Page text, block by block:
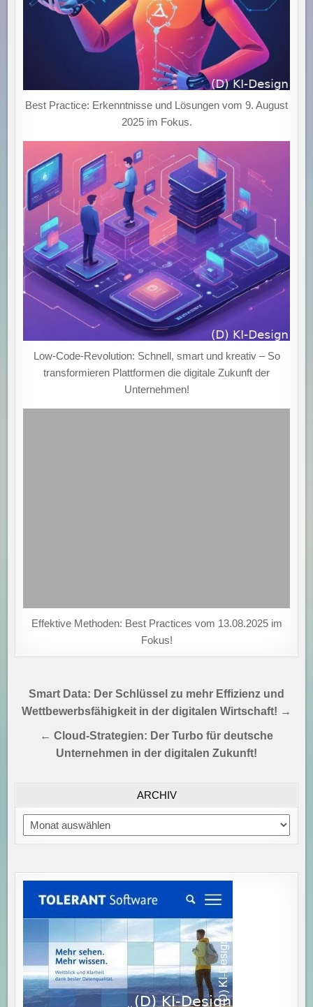
Best Practice: Erkenntnisse und Lösungen vom 9. August
2025 im Fokus.
Low-Code-Revolution: Schnell, smart und kreativ – So
transformieren Plattformen die digitale Zukunft der
Unternehmen!
Effektive Methoden: Best Practices vom 13.08.2025 im
Fokus!
Beitragsnavigation
Smart Data: Der Schlüssel zu mehr Effizienz und
Wettbewerbsfähigkeit in der digitalen Wirtschaft! →
← Cloud-Strategien: Der Turbo für deutsche
Unternehmen in der digitalen Zukunft!
ARCHIV
Archiv